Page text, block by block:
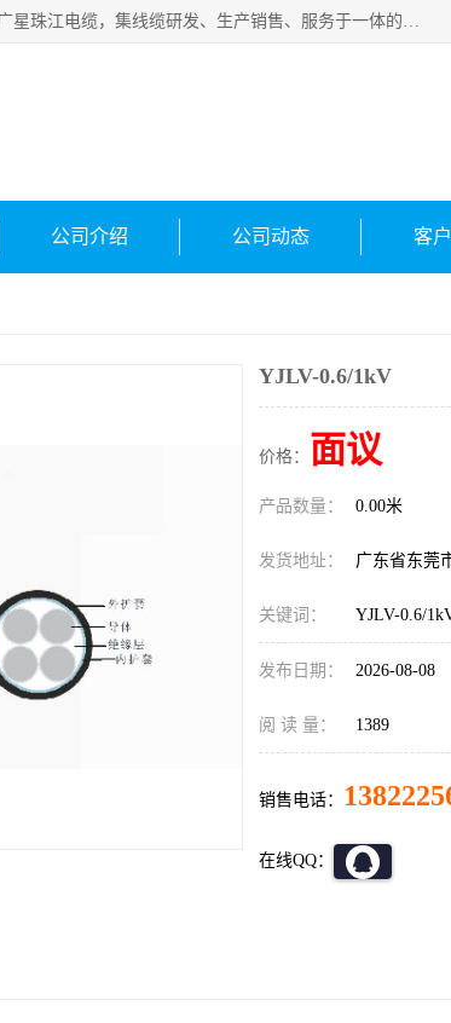
广东广星珠江电缆实业有限公司是一家广东广星珠江电缆厂家主营：广东广星珠江电缆，集线缆研发、生产销售、服务于一体的生产企业。公司自创立以来，确立了“广星珠江电缆，您的一站式采购”的战略发展口号，明确了将广星珠江打造成“线缆产品种类覆盖较广较全、质量较优、服务较好的大型综合性*化生产企业”的发展目标。
公司介绍 公司动态 客
YJLV-0.6/1kV
价格： 面议
产品数量： 0.00米
发货地址： 广东省东莞
关键词： YJLV-0.6/
发布日期： 2026-08-08
阅 读 量： 1389
销售电话：
在线QQ：